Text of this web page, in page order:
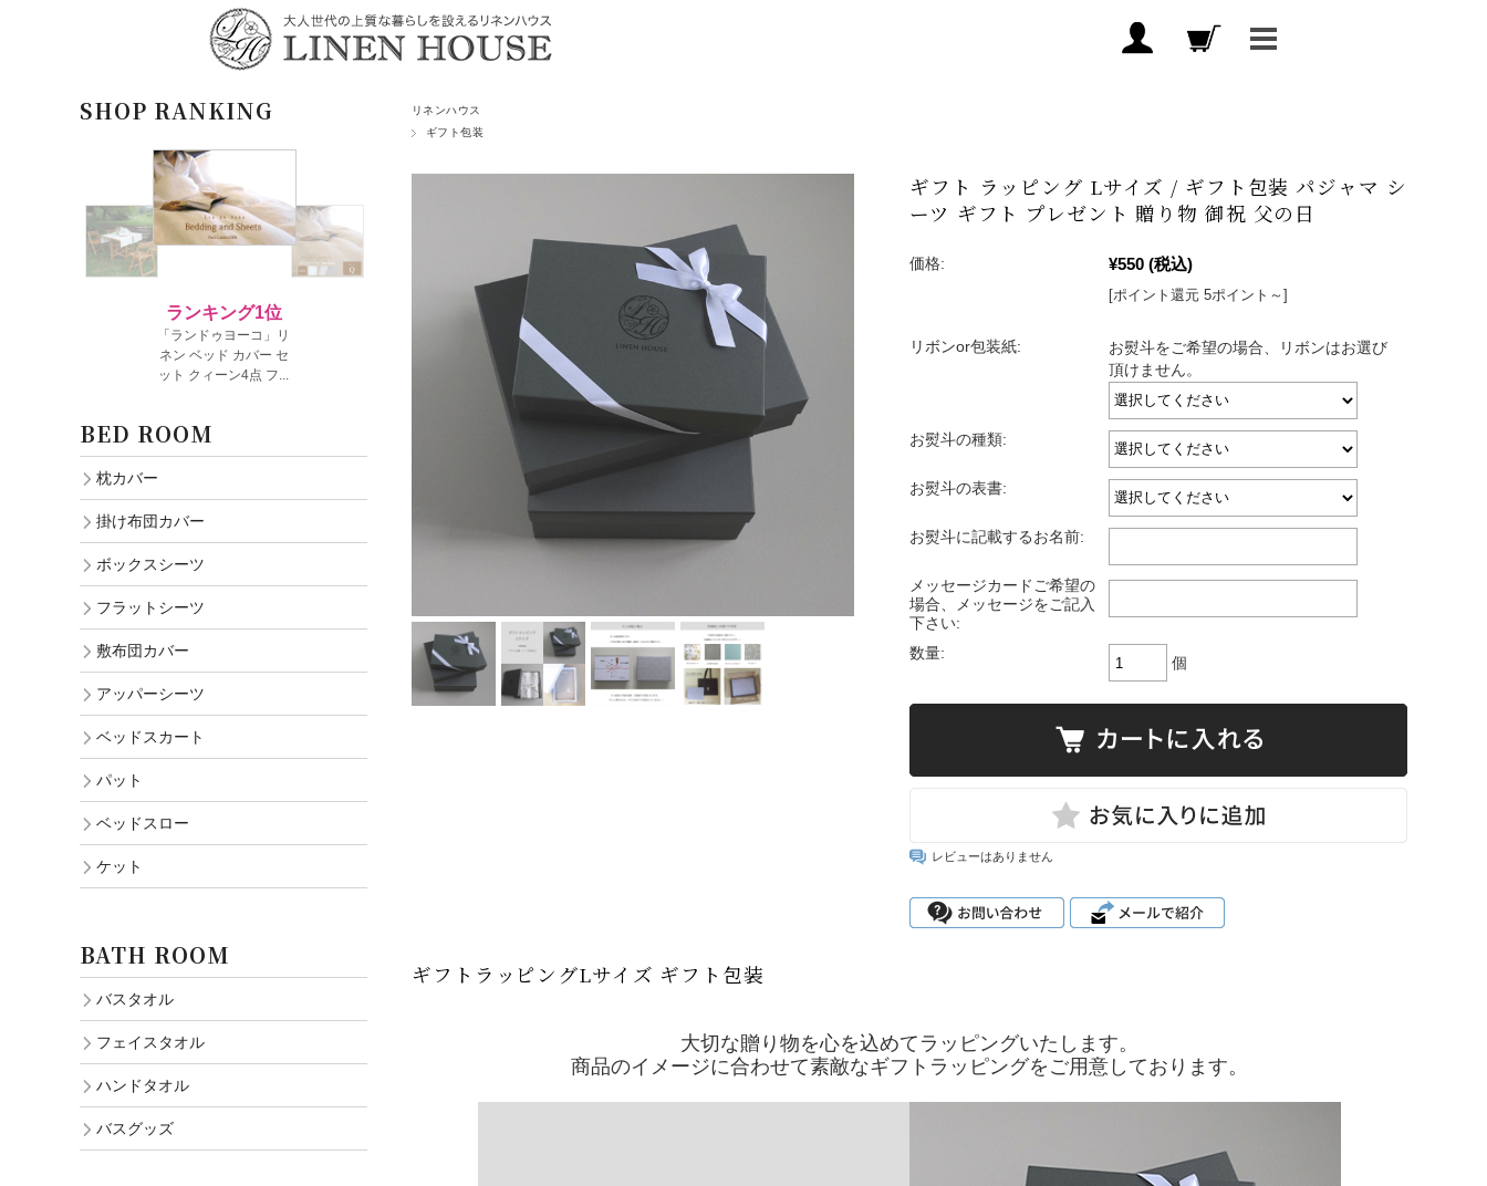
リネンハウス
ギフト包装
ギフト ラッピング Lサイズ / ギフト包装 パジャマ シ
ーツ ギフト プレゼント 贈り物 御祝 父の日
価格: ¥550 (税込)
[ポイント還元 5ポイント～]
リボンor包装紙:
お熨斗をご希望の場合、リボンはお選び
頂けません。
お熨斗の種類:
お熨斗の表書:
お熨斗に記載するお名前:
メッセージカードご希望の
場合、メッセージをご記入
下さい:
数量:
個
レビューはありません
ギフトラッピングLサイズ ギフト包装
大切な贈り物を心を込めてラッピングいたします。
商品のイメージに合わせて素敵なギフトラッピングをご用意しております。
SHOP RANKING
BED ROOM
枕カバー
掛け布団カバー
ボックスシーツ
フラットシーツ
敷布団カバー
アッパーシーツ
ベッドスカート
パット
ベッドスロー
ケット
BATH ROOM
バスタオル
フェイスタオル
ハンドタオル
バスグッズ